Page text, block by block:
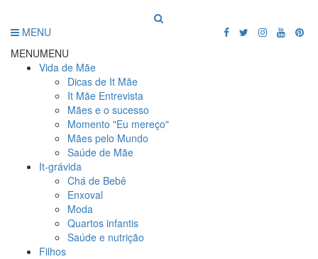
MENU
MENUMENU
Vida de Mãe
Dicas de It Mãe
It Mãe Entrevista
Mães e o sucesso
Momento "Eu mereço"
Mães pelo Mundo
Saúde de Mãe
It-grávida
Chá de Bebê
Enxoval
Moda
Quartos infantis
Saúde e nutrição
Filhos